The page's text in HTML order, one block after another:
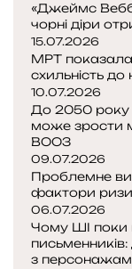
«Джеймс
чорні діри
15.07.2026
МРТ
схильність до
10.07.2026
До 2050 року
може зрости
ВООЗ
09.07.2026
Проблемне
фактори
06.07.2026
Чому ШІ поки
з